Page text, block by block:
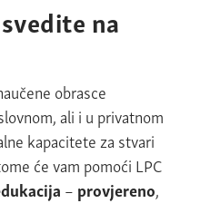
na
obrasce
ali i u privatnom
kapacitete za stvari
će vam pomoći LPC
– provjereno,